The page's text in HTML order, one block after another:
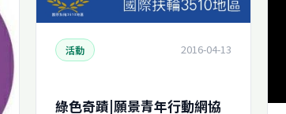
活動 2016-04-13
綠色奇蹟|願景青年行動網協